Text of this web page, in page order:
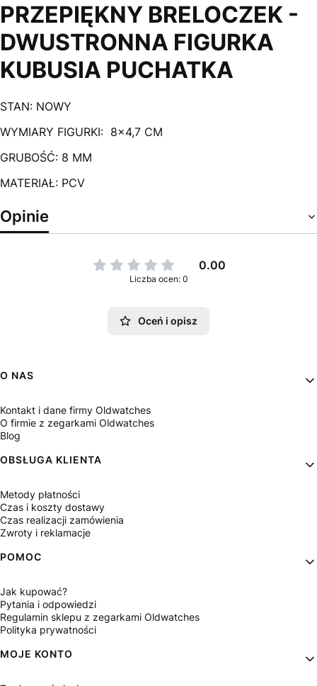
PRZEPIĘKNY BRELOCZEK -
DWUSTRONNA FIGURKA
KUBUSIA PUCHATKA
STAN: NOWY
WYMIARY FIGURKI: 8x4,7 CM
GRUBOŚĆ: 8 MM
MATERIAŁ: PCV
Opinie
0.00
Liczba ocen: 0
Oceń i opisz
Linki w stopce
O NAS
Kontakt i dane firmy Oldwatches
O firmie z zegarkami Oldwatches
Blog
OBSŁUGA KLIENTA
Metody płatności
Czas i koszty dostawy
Czas realizacji zamówienia
Zwroty i reklamacje
POMOC
Jak kupować?
Pytania i odpowiedzi
Regulamin sklepu z zegarkami Oldwatches
Polityka prywatności
MOJE KONTO